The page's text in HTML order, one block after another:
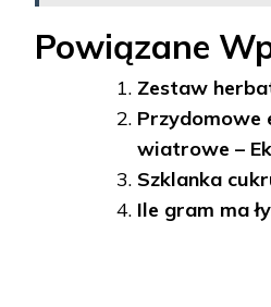
Powiązane
Zestaw
Przydomowe
wiatrowe –
Szklanka
Ile gram ma